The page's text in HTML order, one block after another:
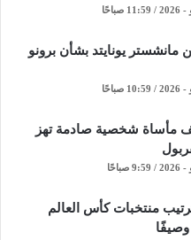
مانشستر يونايتد بشأن برونو
مأساة شخصية صادمة تهز
منتخبات كأس العالم